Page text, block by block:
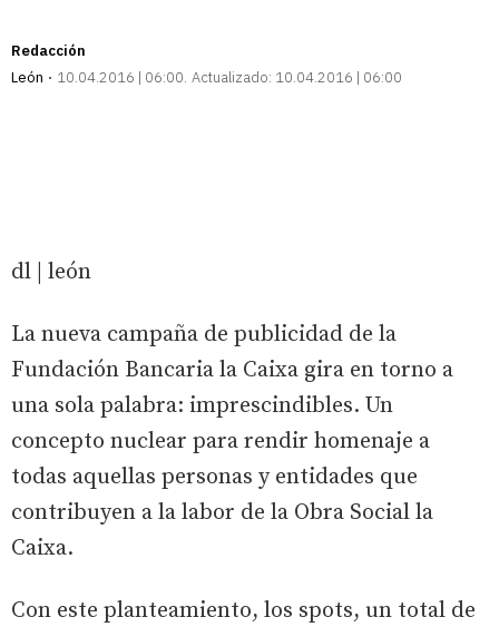
Redacción
León
10.04.2016 | 06:00 Actualizado: 10.04.2016 | 06:00
dl | león
La nueva campaña de publicidad de la
Fundación Bancaria la Caixa gira en torno a
una sola palabra: imprescindibles. Un
concepto nuclear para rendir homenaje a
todas aquellas personas y entidades que
contribuyen a la labor de la Obra Social la
Caixa.
Con este planteamiento, los spots, un total de